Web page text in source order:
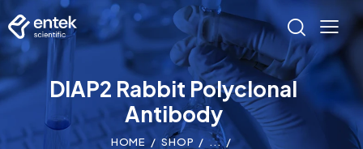
DIAP2 Rabbit Polyclonal
Antibody
HOME SHOP
...